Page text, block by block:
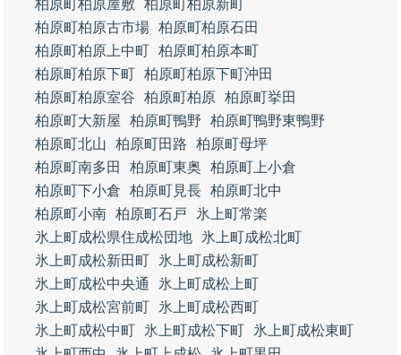
柏原町柏原屋敷
柏原町柏原新町
柏原町柏原古市場 柏原町柏原石田
柏原町柏原上中町 柏原町柏原本町
柏原町柏原下町 柏原町柏原下町沖田
柏原町柏原室谷
柏原町柏原 柏原町挙田
柏原町大新屋
柏原町鴨野
柏原町鴨野東鴨野
柏原町北山
柏原町田路
柏原町母坪
柏原町南多田
柏原町東奥
柏原町上小倉
柏原町下小倉
柏原町見長 柏原町北中
柏原町小南 柏原町石戸
氷上町常楽
氷上町成松県住成松団地
氷上町成松北町
氷上町成松新田町
氷上町成松新町
氷上町成松中央通
氷上町成松上町
氷上町成松宮前町
氷上町成松西町
氷上町成松中町
氷上町成松下町
氷上町成松東町